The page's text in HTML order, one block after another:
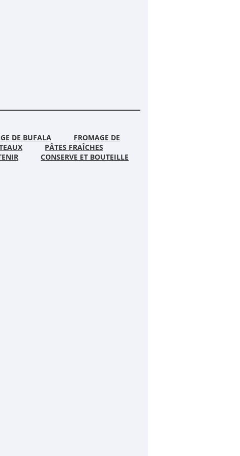
DE BUFALA
FROMAGE DE
PÂTES FRAÎCHES
CONSERVE ET BOUTEILLE